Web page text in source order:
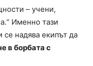
– учени,
Именно тази
надява екипът да
в борбата с